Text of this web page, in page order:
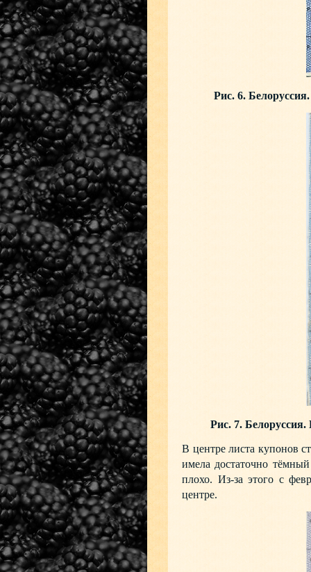
Рис. 6.
Рис. 7. Белоруссия.
В центре листа купонов
имела достаточно
плохо. Из-за этого с
центре.